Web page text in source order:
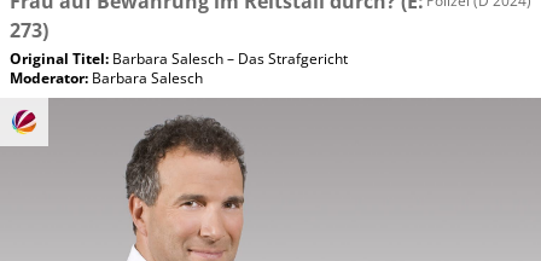
273)
Original Titel: Barbara Salesch – Das Strafgericht
Moderator: Barbara Salesch